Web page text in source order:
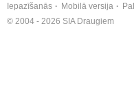
Iepazīšanās Mobilā versija
© 2004 - 2026 SIA Draugiem